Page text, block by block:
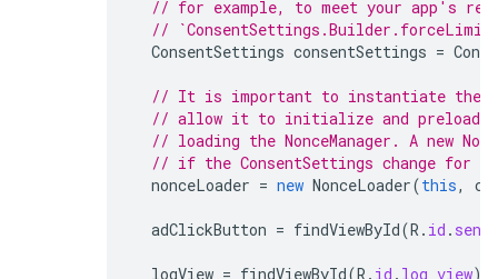
// for example, to meet your app's
//
ConsentSettings consentSettings =
// It is important to instantiate the
// allow it to initialize and preload
// loading the NonceManager. A new
// if the ConsentSettings change for
nonceLoader = new NonceLoader(this,
adClickButton = findViewById(R . id .
logView = findViewById(R . id . log_view);